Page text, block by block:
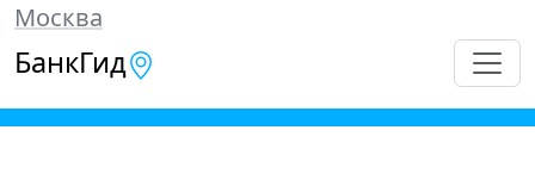
Москва
БанкГид